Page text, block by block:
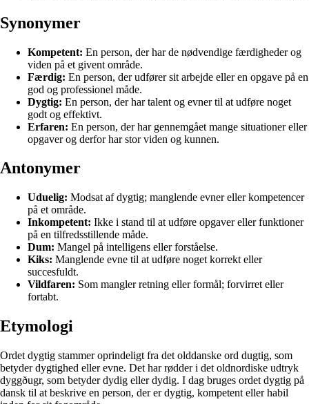
Synonymer
Kompetent: En person, der har de nødvendige færdigheder og
viden på et givent område.
Færdig: En person, der udfører sit arbejde eller en opgave på en
god og professionel måde.
Dygtig: En person, der har talent og evner til at udføre noget
godt og effektivt.
Erfaren: En person, der har gennemgået mange situationer eller
opgaver og derfor har stor viden og kunnen.
Antonymer
Uduelig: Modsat af dygtig; manglende evner eller kompetencer
på et område.
Inkompetent: Ikke i stand til at udføre opgaver eller funktioner
på en tilfredsstillende måde.
Dum: Mangel på intelligens eller forståelse.
Kiks: Manglende evne til at udføre noget korrekt eller
succesfuldt.
Vildfaren: Som mangler retning eller formål; forvirret eller
fortabt.
Etymologi
Ordet dygtig stammer oprindeligt fra det olddanske ord dugtig, som
betyder dygtighed eller evne. Det har rødder i det oldnordiske udtryk
dyggðugr, som betyder dydig eller dydig. I dag bruges ordet dygtig på
dansk til at beskrive en person, der er dygtig, kompetent eller habil